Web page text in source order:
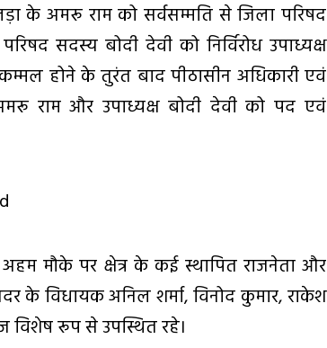
के अमरू राम को सर्वसम्मति से जिला परिषद
सदस्य बोदी देवी को निर्विरोध उपाध्यक्ष
मुकम्मल होने के तुरंत बाद पीठासीन अधिकारी एवं
राम और उपाध्यक्ष बोदी देवी को पद एवं
मौके पर क्षेत्र के कई स्थापित राजनेता और
के विधायक अनिल शर्मा, विनोद कुमार, राकेश
विशेष रूप से उपस्थित रहे।